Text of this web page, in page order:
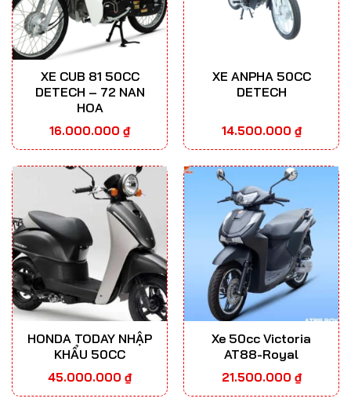
XE CUB 81 50CC
DETECH – 72 NAN
HOA
16.000.000 ₫
XE ANPHA 50CC
DETECH
14.500.000 ₫
HONDA TODAY NHẬP
KHẨU 50CC
45.000.000 ₫
Xe 50cc Victoria
AT88-Royal
21.500.000 ₫